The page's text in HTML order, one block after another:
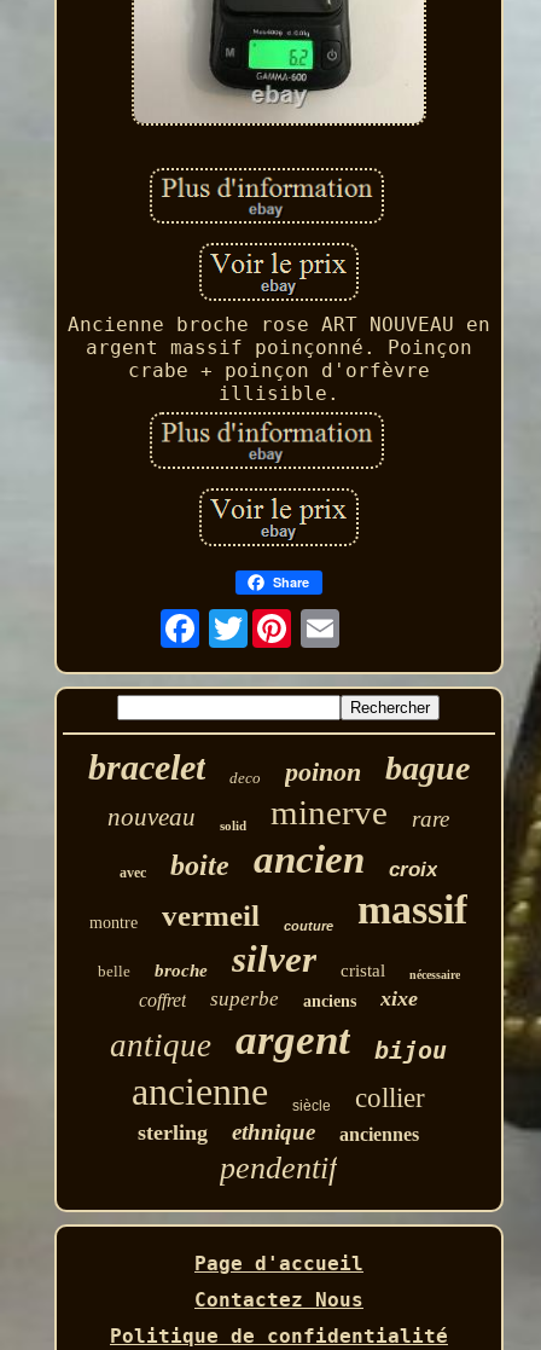
Ancienne broche rose ART NOUVEAU en
argent massif poinçonné. Poinçon
crabe + poinçon d'orfèvre
illisible.
Share
Twitter
bracelet deco poinon bague
nouveau solid minerve rare
avec boite ancien croix
montre vermeil couture massif
belle broche silver cristal nécessaire
coffret superbe anciens xixe
antique argent bijou
ancienne siècle collier
sterling ethnique anciennes
pendentif
Page d'accueil
Contactez Nous
Politique de confidentialité